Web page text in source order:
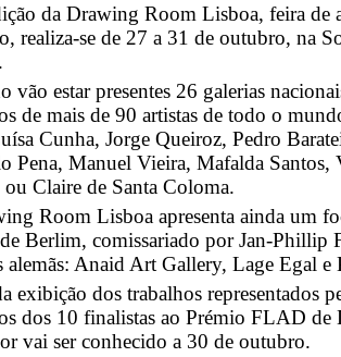
da Drawing Room Lisboa, feira de
realiza-se de 27 a 31 de outubro, na
vão estar presentes 26 galerias
de mais de 90 artistas de todo o
Cunha, Jorge Queiroz, Pedro
Pena, Manuel Vieira, Mafalda Santos,
Claire de Santa Coloma.
Room Lisboa apresenta ainda um
Berlim, comissariado por Jan-Phillip
alemãs: Anaid Art Gallery, Lage Egal
exibição dos trabalhos representados
dos 10 finalistas ao Prémio FLAD
vai ser conhecido a 30 de outubro.